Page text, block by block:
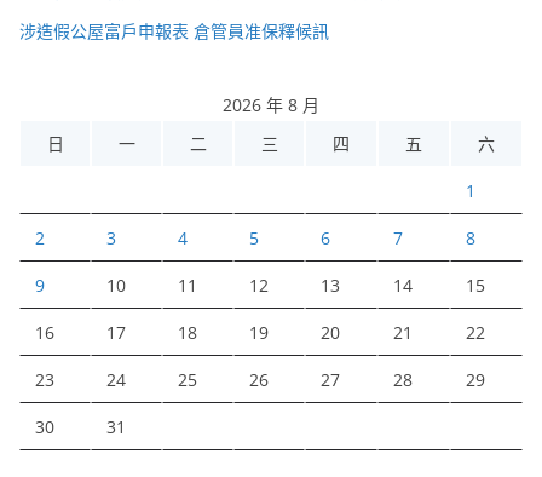
涉造假公屋富戶申報表 倉管員准保釋候訊
2026 年 8 月
日
一 二 三 四 五 六
1
2 3 4 5 6 7 8
9 10 11 12 13 14 15
16 17 18 19 20 21 22
23 24 25 26 27 28 29
30 31